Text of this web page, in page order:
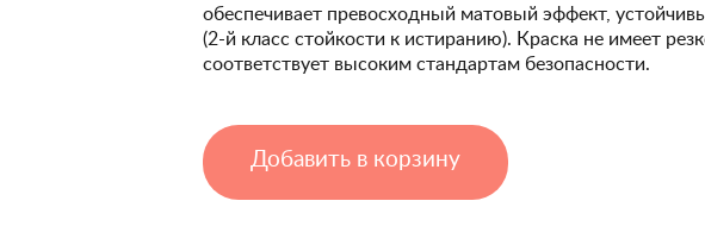
обеспечивает превосходный матовый эффект,
(2-й класс стойкости к истиранию). Краска не имеет
соответствует высоким стандартам безопасности.
Добавить в корзину